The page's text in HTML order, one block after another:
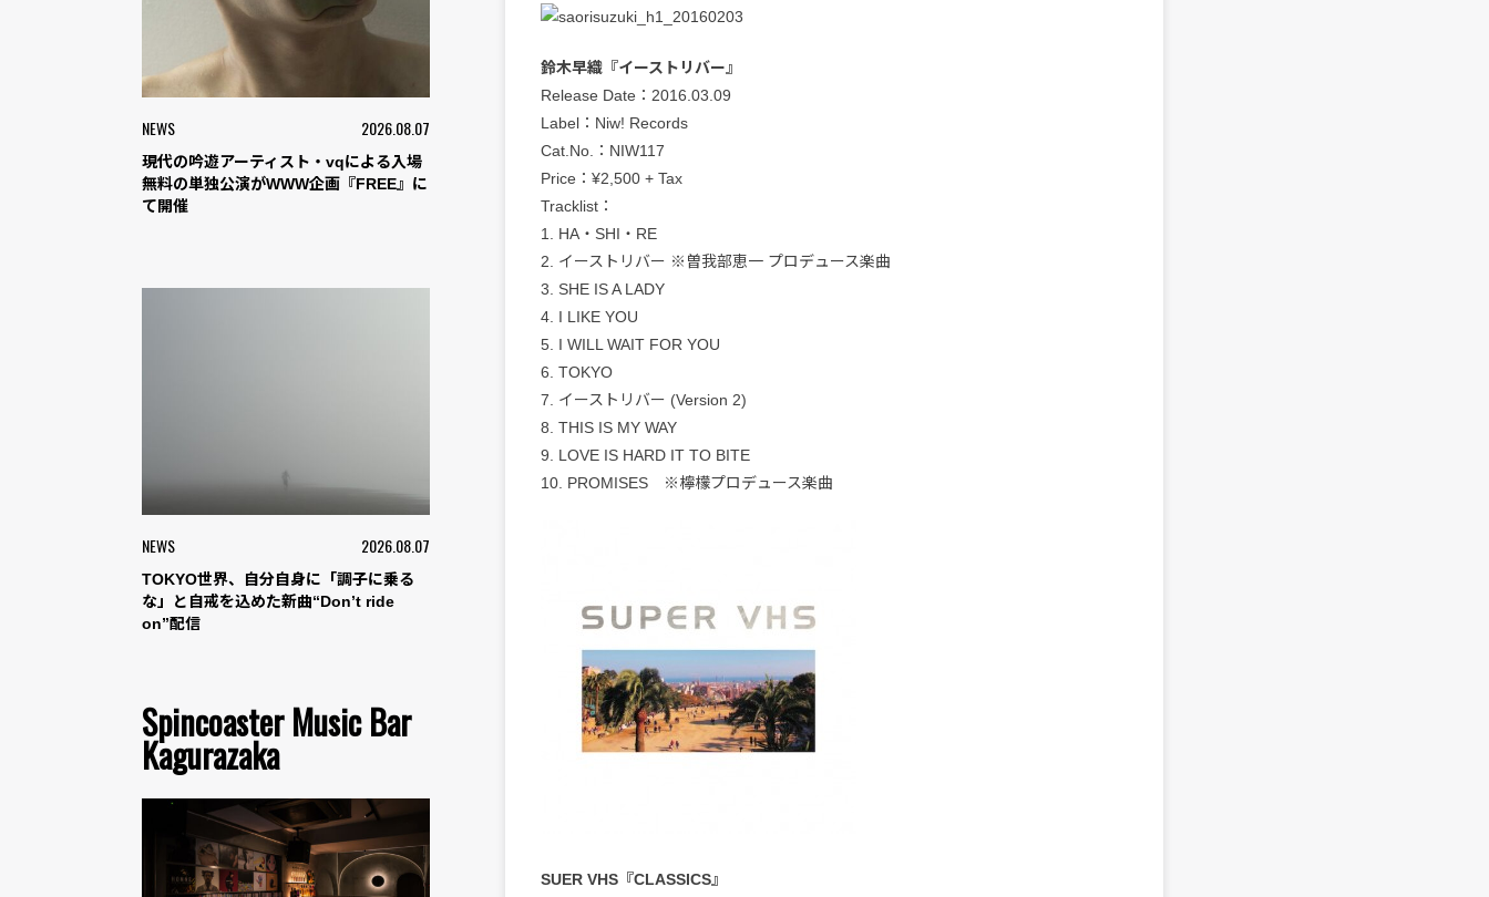
NEWS 2026.08.07
現代の吟遊アーティスト・vqによる入場
無料の単独公演がWWW企画『FREE』に
て開催
NEWS 2026.08.07
TOKYO世界、自分自身に「調子に乗る
な」と自戒を込めた新曲“Don’t ride
on”配信
Spincoaster Music Bar
Kagurazaka
鈴木早織『イーストリバー』
Release Date：2016.03.09
Label：Niw! Records
Cat.No.：NIW117
Price：¥2,500 + Tax
Tracklist：
1. HA・SHI・RE
2. イーストリバー ※曽我部恵一 プロデュース楽曲
3. SHE IS A LADY
4. I LIKE YOU
5. I WILL WAIT FOR YOU
6. TOKYO
7. イーストリバー (Version 2)
8. THIS IS MY WAY
9. LOVE IS HARD IT TO BITE
10. PROMISES ※檸檬プロデュース楽曲
SUER VHS『CLASSICS』